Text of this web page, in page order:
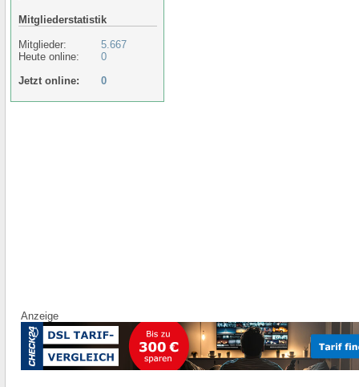
Mitgliederstatistik
Mitglieder:
Heute online:
5.667
0
Jetzt online:
0
Anzeige